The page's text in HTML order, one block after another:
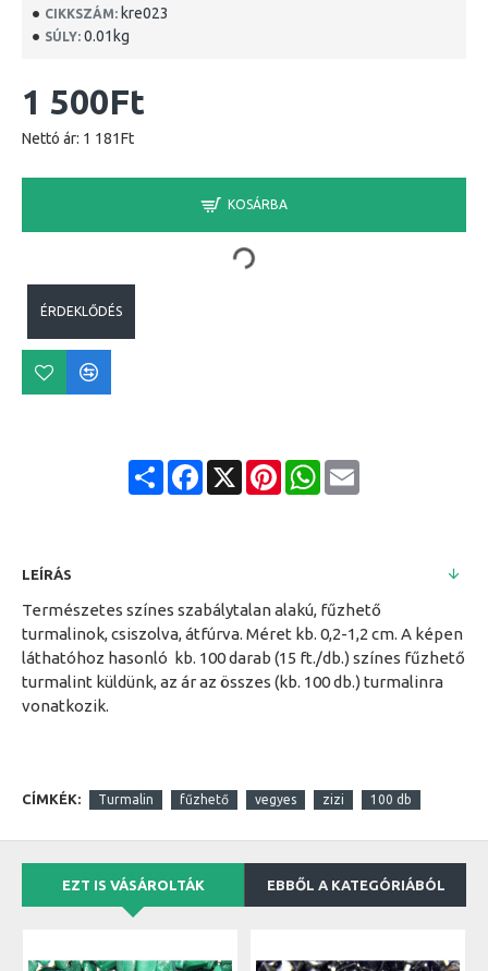
CIKKSZÁM: kre023
SÚLY: 0.01kg
1 500Ft
Nettó ár: 1 181Ft
KOSÁRBA
ÉRDEKLŐDÉS
ShareFacebook
X PinterestWhatsApp
Email
LEÍRÁS
Természetes színes szabálytalan alakú, fűzhető
turmalinok, csiszolva, átfúrva. Méret kb. 0,2-1,2 cm. A képen
láthatóhoz hasonló kb. 100 darab (15 ft./db.) színes fűzhető
turmalint küldünk, az ár az összes (kb. 100 db.) turmalinra
vonatkozik.
CÍMKÉK: Turmalin fűzhető vegyes zizi 100 db
EZT IS VÁSÁROLTÁK EBBŐL A KATEGÓRIÁBÓL